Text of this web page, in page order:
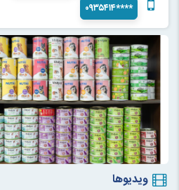
۰۹۳۵۴۱۴****
ویدیوها